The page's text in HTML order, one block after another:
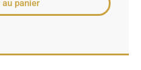
panier